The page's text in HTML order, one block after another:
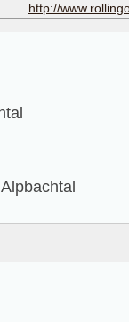
http://